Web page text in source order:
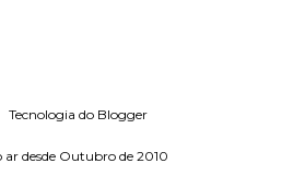
Tecnologia do Blogger
ar desde Outubro de 2010